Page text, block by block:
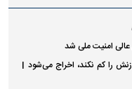
امنیت ملی شد
را کم نکند، اخراج می‌شود |